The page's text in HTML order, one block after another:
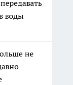
воды
не